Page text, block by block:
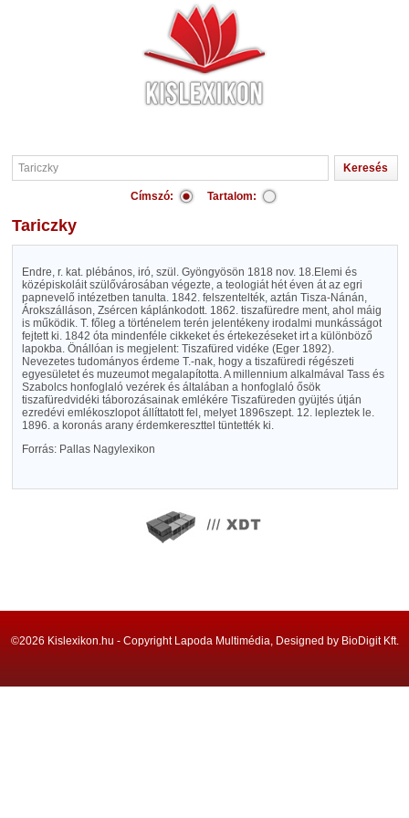
Címszó: Tartalom:
Tariczky
Endre, r. kat. plébános, iró, szül. Gyöngyösön 1818 nov. 18.Elemi és
középiskoláit szülővárosában végezte, a teologiát hét éven át az egri
papnevelő intézetben tanulta. 1842. felszentelték, aztán Tisza-Nánán,
Árokszálláson, Zsércen káplánkodott. 1862. tiszafüredre ment, ahol máig
is működik. T. főleg a történelem terén jelentékeny irodalmi munkásságot
fejtett ki. 1842 óta mindenféle cikkeket és értekezéseket irt a különböző
lapokba. Önállóan is megjelent: Tiszafüred vidéke (Eger 1892).
Nevezetes tudományos érdeme T.-nak, hogy a tiszafüredi régészeti
egyesületet és muzeumot megalapította. A millennium alkalmával Tass és
Szabolcs honfoglaló vezérek és általában a honfoglaló ősök
tiszafüredvidéki táborozásainak emlékére Tiszafüreden gyüjtés útján
ezredévi emlékoszlopot állíttatott fel, melyet 1896szept. 12. lepleztek le.
1896. a koronás arany érdemkereszttel tüntették ki.
Forrás: Pallas Nagylexikon
©2026 Kislexikon.hu - Copyright Lapoda Multimédia, Designed by BioDigit Kft.